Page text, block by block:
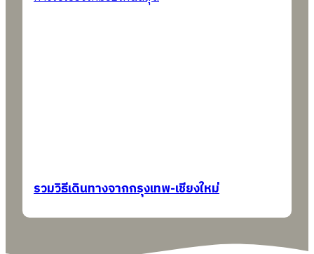
รวมวิธีเดินทางจากกรุงเทพ-เชียงใหม่